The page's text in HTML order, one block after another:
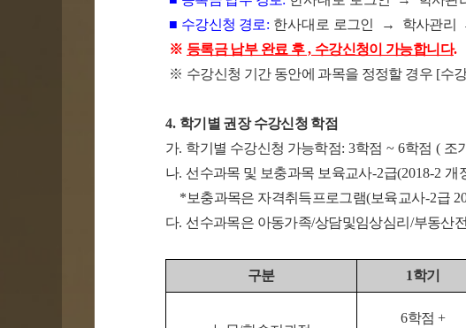
■ 수강신청 경로: 한사대로 로그인 → 학사관리
※ 등록금 납부 완료 후, 수강신청이 가능합니다.
※ 수강신청 기간 동안에 과목을 정정할 경우[수
4. 학기별 권장 수강신청 학점
가. 학기별 수강신청 가능학점: 3학점 ~ 6학점 ( 조
나. 선수과목 및 보충과목 보육교사-2급(2018-2 개
* 보충과목은 자격취득프로그램(보육교사-2급
다. 선수과목은 아동가족/상담및임상심리 /부동산
구분 1학기
6학점 +